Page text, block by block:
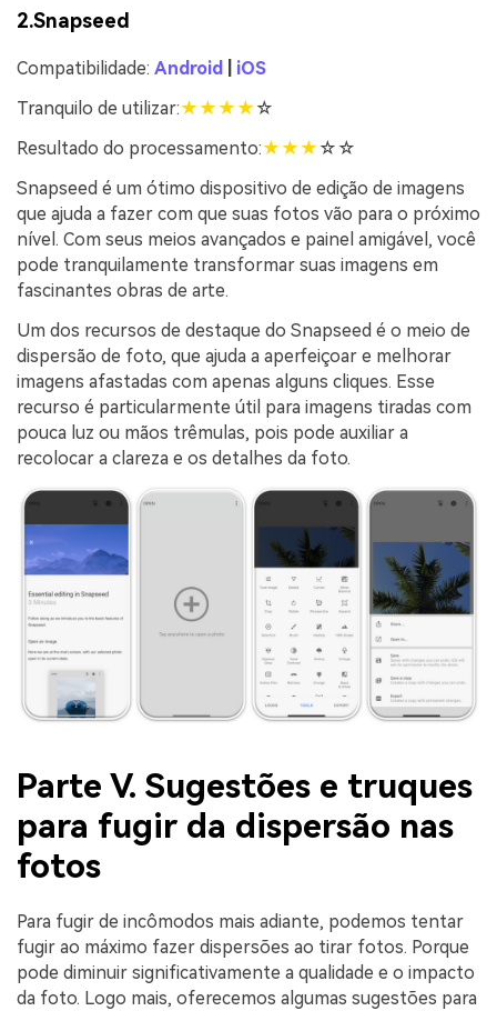
2.Snapseed
Compatibilidade: Android
iOS
Tranquilo de utilizar:★ ★ ★ ★ ☆
Resultado do processamento:★ ★ ★ ☆☆
Snapseed é um ótimo dispositivo de edição de imagens
que ajuda a fazer com que suas fotos vão para o próximo
nível. Com seus meios avançados e painel amigável, você
pode tranquilamente transformar suas imagens em
fascinantes obras de arte.
Um dos recursos de destaque do Snapseed é o meio de
dispersão de foto, que ajuda a aperfeiçoar e melhorar
imagens afastadas com apenas alguns cliques. Esse
recurso é particularmente útil para imagens tiradas com
pouca luz ou mãos trêmulas, pois pode auxiliar a
recolocar a clareza e os detalhes da foto.
Parte V. Sugestões e truques
para fugir da dispersão nas
fotos
Para fugir de incômodos mais adiante, podemos tentar
fugir ao máximo fazer dispersões ao tirar fotos. Porque
pode diminuir significativamente a qualidade e o impacto
da foto. Logo mais, oferecemos algumas sugestões para